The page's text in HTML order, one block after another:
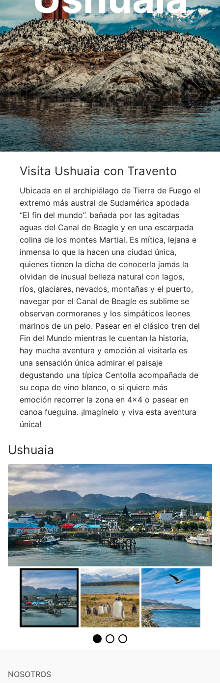
OCEANÍA
ORIENTE MEDIO
SUDAMÉRICA
Visita Ushuaia con Travento
Ubicada en el archipiélago de Tierra de Fuego el
extremo más austral de Sudamérica apodada
“El fin del mundo”. bañada por las agitadas
aguas del Canal de Beagle y en una escarpada
colina de los montes Martial. Es mítica, lejana e
inmensa lo que la hacen una ciudad única,
quienes tienen la dicha de conocerla jamás la
olvidan de inusual belleza natural con lagos,
ríos, glaciares, nevados, montañas y el puerto,
navegar por el Canal de Beagle es sublime se
observan cormoranes y los simpáticos leones
marinos de un pelo. Pasear en el clásico tren del
Fin del Mundo mientras le cuentan la historia,
hay mucha aventura y emoción al visitarla es
una sensación única admirar el paisaje
degustando una típica Centolla acompañada de
su copa de vino blanco, o si quiere más
emoción recorrer la zona en 4×4 o pasear en
canoa fueguina. ¡Imagínelo y viva esta aventura
única!
Ushuaia
NOSOTROS